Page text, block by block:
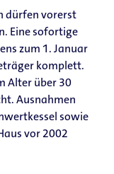
dürfen vorerst
Eine sofortige
zum 1. Januar
komplett.
Alter über 30
Ausnahmen
sowie
vor 2002